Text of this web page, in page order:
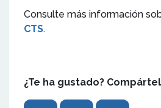
Consulte más información
CTS.
¿Te ha gustado?